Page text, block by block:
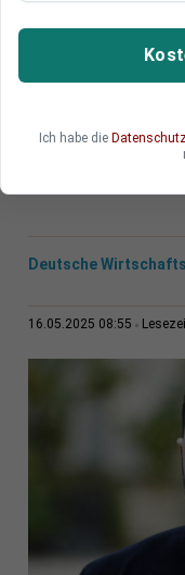
kann in
Russland und
internationale
politischen
Deutsche
16.05.2025 08:55
Ich habe die